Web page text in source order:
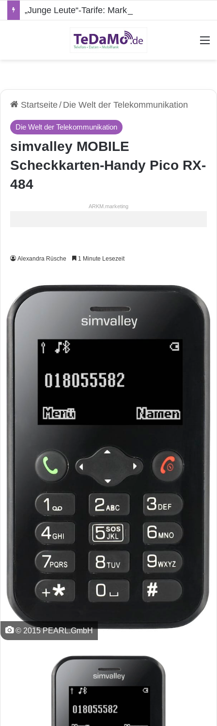
Startseite/ Die Welt der Telekommunikation
Die Welt der Telekommunikation
simvalley MOBILE
Scheckkarten-Handy Pico RX-
484
ARKM.marketing
Alexandra Rüsche 1 Minute Lesezeit
© 2015 PEARL.GmbH